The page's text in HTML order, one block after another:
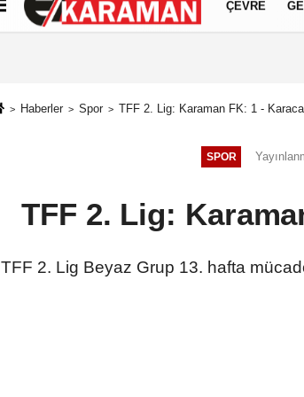
Künye İletişim Çerez Politikası Gizlilik İlkeleri
ÇEVRE
Haberler Spor TFF 2. Lig: Karaman FK: 1 -
SPOR
TFF 2. Lig:
TFF 2. Lig Beyaz Grup 13. hafta